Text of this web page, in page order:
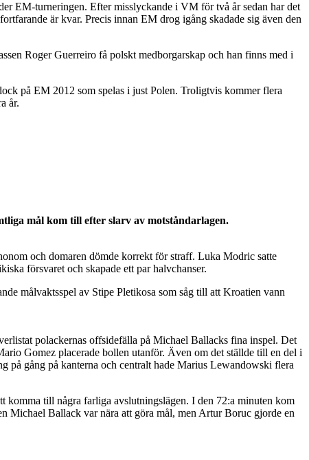
EM-turneringen. Efter misslyckande i VM för två år sedan har det
är kvar. Precis innan EM drog igång skadade sig även den
Roger Guerreiro få polskt medborgarskap och han finns med i
på EM 2012 som spelas i just Polen. Troligtvis kommer flera
år.
mål kom till efter slarv av motståndarlagen.
och domaren dömde korrekt för straff. Luka Modric satte
försvaret och skapade ett par halvchanser.
målvaktsspel av Stipe Pletikosa som såg till att Kroatien vann
polackernas offsidefälla på Michael Ballacks fina inspel. Det
Gomez placerade bollen utanför. Även om det ställde till en del i
på gång på kanterna och centralt hade Marius Lewandowski flera
komma till några farliga avslutningslägen. I den 72:a minuten kom
Michael Ballack var nära att göra mål, men Artur Boruc gjorde en